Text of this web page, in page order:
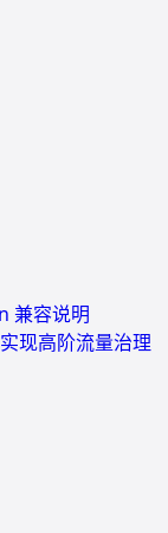
兼容说明
现高阶流量治理